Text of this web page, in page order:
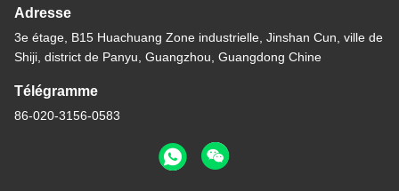
Adresse
3e étage, B15 Huachuang Zone industrielle, Jinshan Cun, ville de
Shiji, district de Panyu, Guangzhou, Guangdong Chine
Télégramme
86-020-3156-0583
Good day, what product are you looking for?